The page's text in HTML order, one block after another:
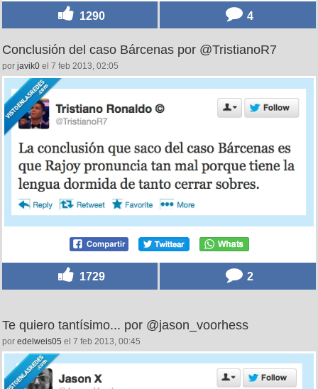
1290 4
Conclusión del caso Bárcenas por @TristianoR7
por javik0 el 7 feb 2013, 02:05
1729 2
Te quiero tantísimo... por @jason_voorhess
por edelweis05 el 7 feb 2013, 00:45